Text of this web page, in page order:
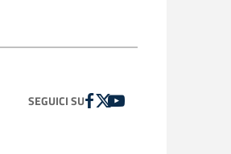
SEGUICI SUFACEBOOK
TWITTER
YOUTUBE